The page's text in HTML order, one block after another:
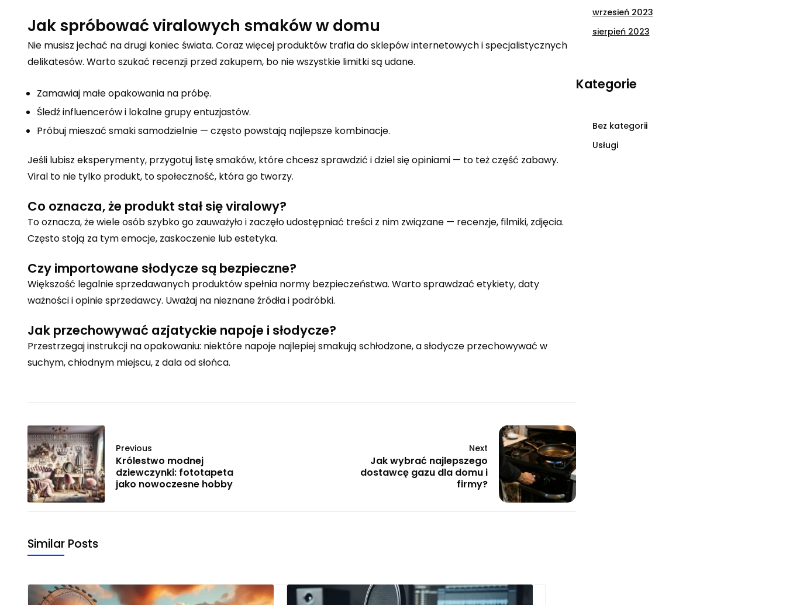
Jak spróbować viralowych smaków w domu
Nie musisz jechać na drugi koniec świata. Coraz więcej produktów trafia do sklepów internetowych i specjalistycznych
delikatesów. Warto szukać recenzji przed zakupem, bo nie wszystkie limitki są udane.
Zamawiaj małe opakowania na próbę.
Śledź influencerów i lokalne grupy entuzjastów.
Próbuj mieszać smaki samodzielnie — często powstają najlepsze kombinacje.
Jeśli lubisz eksperymenty, przygotuj listę smaków, które chcesz sprawdzić i dziel się opiniami — to też część zabawy.
Viral to nie tylko produkt, to społeczność, która go tworzy.
Co oznacza, że produkt stał się viralowy?
To oznacza, że wiele osób szybko go zauważyło i zaczęło udostępniać treści z nim związane — recenzje, filmiki, zdjęcia.
Często stoją za tym emocje, zaskoczenie lub estetyka.
Czy importowane słodycze są bezpieczne?
Większość legalnie sprzedawanych produktów spełnia normy bezpieczeństwa. Warto sprawdzać etykiety, daty
ważności i opinie sprzedawcy. Uważaj na nieznane źródła i podróbki.
Jak przechowywać azjatyckie napoje i słodycze?
Przestrzegaj instrukcji na opakowaniu: niektóre napoje najlepiej smakują schłodzone, a słodycze przechowywać w
suchym, chłodnym miejscu, z dala od słońca.
Previous
Królestwo modnej
dziewczynki: fototapeta
jako nowoczesne hobby
Next
Jak wybrać najlepszego
dostawcę gazu dla domu i
firmy?
Similar Posts
wrzesień 2023
sierpień 2023
Kategorie
Bez kategorii
Usługi